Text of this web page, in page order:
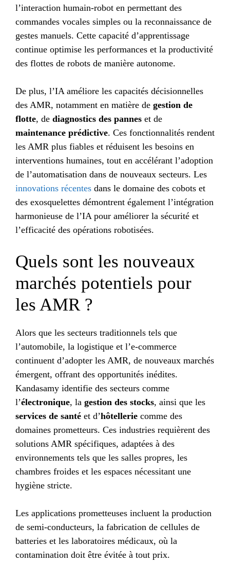
l’interaction humain-robot en permettant des
commandes vocales simples ou la reconnaissance de
gestes manuels. Cette capacité d’apprentissage
continue optimise les performances et la productivité
des flottes de robots de manière autonome.
De plus, l’IA améliore les capacités décisionnelles
des AMR, notamment en matière de gestion de
flotte, de diagnostics des pannes et de
maintenance prédictive. Ces fonctionnalités rendent
les AMR plus fiables et réduisent les besoins en
interventions humaines, tout en accélérant l’adoption
de l’automatisation dans de nouveaux secteurs. Les
innovations récentes dans le domaine des cobots et
des exosquelettes démontrent également l’intégration
harmonieuse de l’IA pour améliorer la sécurité et
l’efficacité des opérations robotisées.
Quels sont les nouveaux
marchés potentiels pour
les AMR ?
Alors que les secteurs traditionnels tels que
l’automobile, la logistique et l’e-commerce
continuent d’adopter les AMR, de nouveaux marchés
émergent, offrant des opportunités inédites.
Kandasamy identifie des secteurs comme
l’électronique, la gestion des stocks, ainsi que les
services de santé et d’hôtellerie comme des
domaines prometteurs. Ces industries requièrent des
solutions AMR spécifiques, adaptées à des
environnements tels que les salles propres, les
chambres froides et les espaces nécessitant une
hygiène stricte.
Les applications prometteuses incluent la production
de semi-conducteurs, la fabrication de cellules de
batteries et les laboratoires médicaux, où la
contamination doit être évitée à tout prix.